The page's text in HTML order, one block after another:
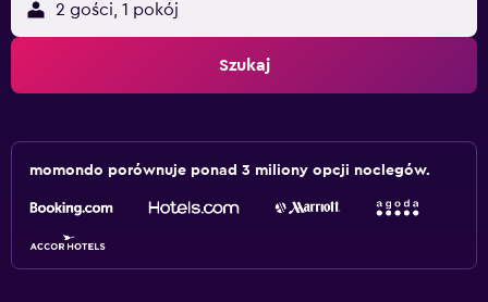
2 gości, 1 pokój
Szukaj
momondo porównuje ponad 3 miliony opcji noclegów.